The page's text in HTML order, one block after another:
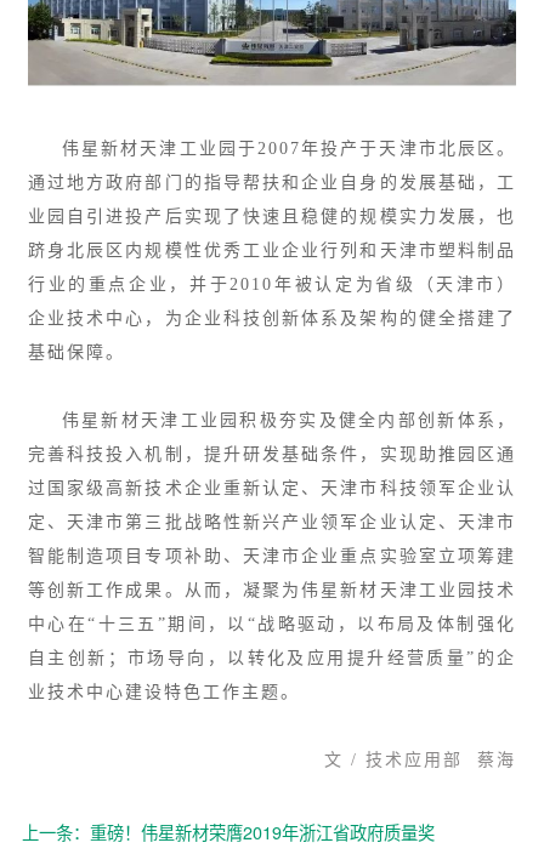
伟星新材天津工业园于2007年投产于天津市北辰区。
通过地方政府部门的指导帮扶和企业自身的发展基础，工
业园自引进投产后实现了快速且稳健的规模实力发展，也
跻身北辰区内规模性优秀工业企业行列和天津市塑料制品
行业的重点企业，并于2010年被认定为省级（天津市）
企业技术中心，为企业科技创新体系及架构的健全搭建了
基础保障。
伟星新材天津工业园积极夯实及健全内部创新体系，
完善科技投入机制，提升研发基础条件，实现助推园区通
过国家级高新技术企业重新认定、天津市科技领军企业认
定、天津市第三批战略性新兴产业领军企业认定、天津市
智能制造项目专项补助、天津市企业重点实验室立项筹建
等创新工作成果。从而，凝聚为伟星新材天津工业园技术
中心在“十三五”期间，以“战略驱动，以布局及体制强化
自主创新；市场导向，以转化及应用提升经营质量”的企
业技术中心建设特色工作主题。
文 / 技术应用部 蔡海
上一条：重磅！伟星新材荣膺2019年浙江省政府质量奖